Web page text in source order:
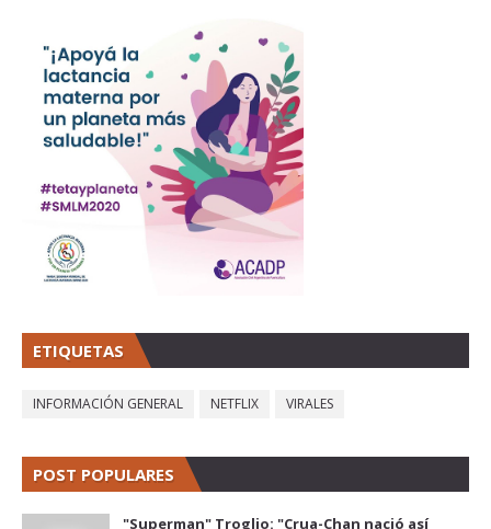
ETIQUETAS
INFORMACIÓN GENERAL NETFLIX VIRALES
POST POPULARES
"Superman" Troglio: "Crua-Chan nació así